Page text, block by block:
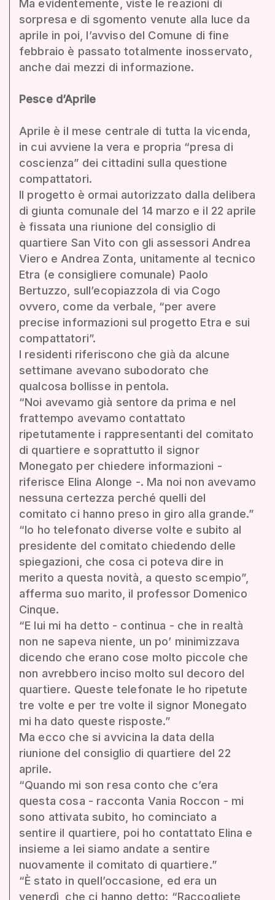
Ma evidentemente, viste le reazioni di
sorpresa e di sgomento venute alla luce da
aprile in poi, l’avviso del Comune di fine
febbraio è passato totalmente inosservato,
anche dai mezzi di informazione.
Pesce d’Aprile
Aprile è il mese centrale di tutta la vicenda,
in cui avviene la vera e propria “presa di
coscienza” dei cittadini sulla questione
compattatori.
Il progetto è ormai autorizzato dalla delibera
di giunta comunale del 14 marzo e il 22 aprile
è fissata una riunione del consiglio di
quartiere San Vito con gli assessori Andrea
Viero e Andrea Zonta, unitamente al tecnico
Etra (e consigliere comunale) Paolo
Bertuzzo, sull’ecopiazzola di via Cogo
ovvero, come da verbale, “per avere
precise informazioni sul progetto Etra e sui
compattatori”.
I residenti riferiscono che già da alcune
settimane avevano subodorato che
qualcosa bollisse in pentola.
“Noi avevamo già sentore da prima e nel
frattempo avevamo contattato
ripetutamente i rappresentanti del comitato
di quartiere e soprattutto il signor
Monegato per chiedere informazioni -
riferisce Elina Alonge -. Ma noi non avevamo
nessuna certezza perché quelli del
comitato ci hanno preso in giro alla grande.”
“Io ho telefonato diverse volte e subito al
presidente del comitato chiedendo delle
spiegazioni, che cosa ci poteva dire in
merito a questa novità, a questo scempio”,
afferma suo marito, il professor Domenico
Cinque.
“E lui mi ha detto - continua - che in realtà
non ne sapeva niente, un po’ minimizzava
dicendo che erano cose molto piccole che
non avrebbero inciso molto sul decoro del
quartiere. Queste telefonate le ho ripetute
tre volte e per tre volte il signor Monegato
mi ha dato queste risposte.”
Ma ecco che si avvicina la data della
riunione del consiglio di quartiere del 22
aprile.
“Quando mi son resa conto che c’era
questa cosa - racconta Vania Roccon - mi
sono attivata subito, ho cominciato a
sentire il quartiere, poi ho contattato Elina e
insieme a lei siamo andate a sentire
nuovamente il comitato di quartiere.”
“È stato in quell’occasione, ed era un
venerdì, che ci hanno detto: “Raccogliete